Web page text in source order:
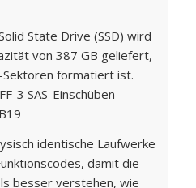
State Drive (SSD) wird
von 387 GB geliefert,
formatiert ist.
3 SAS-Einschüben
identische Laufwerke
damit die
besser verstehen, wie